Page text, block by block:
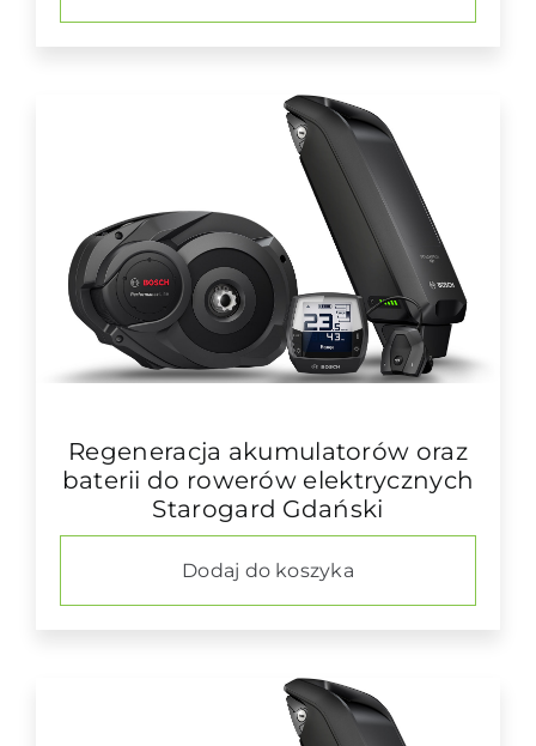
Regeneracja akumulatorów oraz
baterii do rowerów elektrycznych
Starogard Gdański
Dodaj do koszyka